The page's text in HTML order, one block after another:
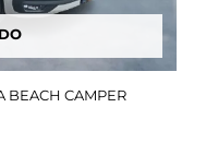
BEACH CAMPER